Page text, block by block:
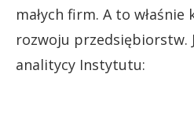
małych firm. A to
rozwoju przedsiębiorstw.
analitycy Instytutu: